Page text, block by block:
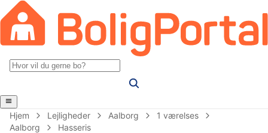
Hjem Lejligheder Aalborg
1 værelses
Aalborg
Hasseris